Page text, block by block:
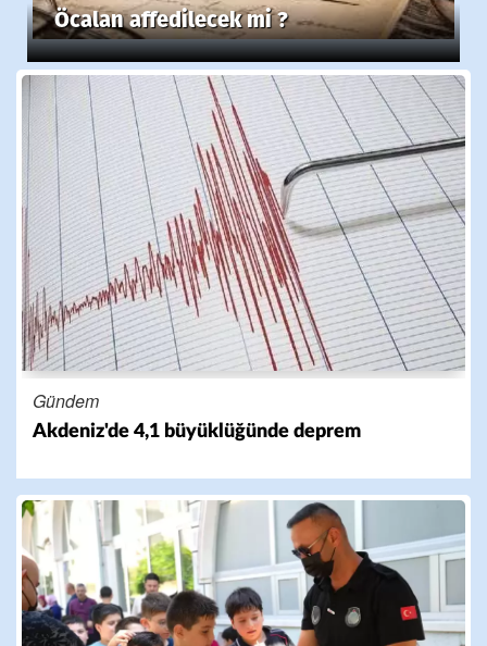
Öcalan affedilecek mi ?
Gündem
Akdeniz'de 4,1 büyüklüğünde deprem